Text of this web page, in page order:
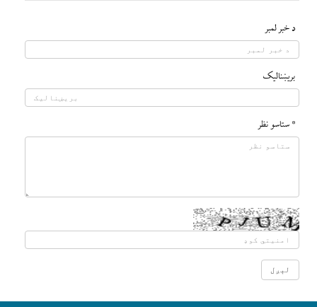
د خبر لمبر
بريښناليک
* ستاسو نظر